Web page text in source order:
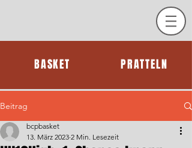
PRATTELN
BASKET
Beitrag
bcpbasket
13. März 2023 2 Min. Lesezeit